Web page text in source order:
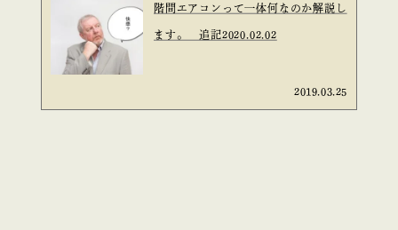
階間エアコンって一体何なのか解説し
ます。 追記2020.02.02
2019.03.25